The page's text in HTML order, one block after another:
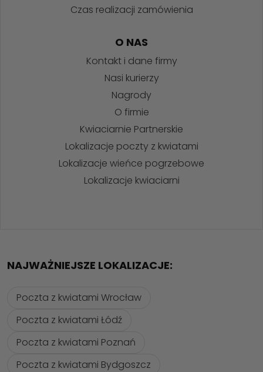
Czas realizacji zamówienia
O NAS
Kontakt i dane firmy
Nasi kurierzy
Nagrody
O firmie
Kwiaciarnie Partnerskie
Lokalizacje poczty z kwiatami
Lokalizacje wieńce pogrzebowe
Lokalizacje kwiaciarni
NAJWAŻNIEJSZE LOKALIZACJE:
Poczta z kwiatami Wrocław
Poczta z kwiatami Łódź
Poczta z kwiatami Poznań
Poczta z kwiatami Bydgoszcz